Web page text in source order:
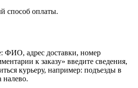
способ оплаты.
ФИО, адрес доставки, номер
к заказу» введите сведения,
курьеру, например: подъезды в
налево.